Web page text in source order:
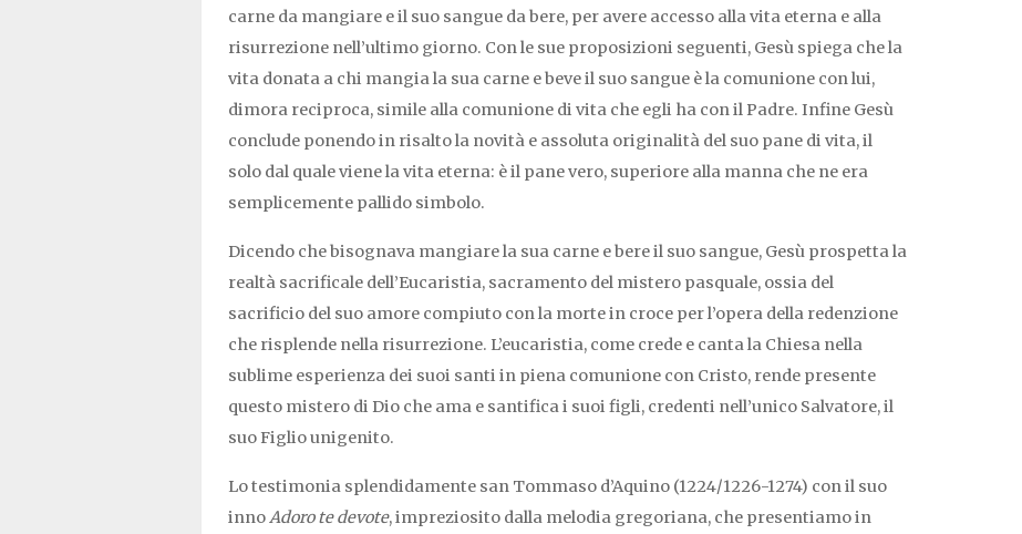
carne da mangiare e il suo sangue da bere, per avere accesso alla vita eterna e alla
risurrezione nell’ultimo giorno. Con le sue proposizioni seguenti, Gesù spiega che la
vita donata a chi mangia la sua carne e beve il suo sangue è la comunione con lui,
dimora reciproca, simile alla comunione di vita che egli ha con il Padre. Infine Gesù
conclude ponendo in risalto la novità e assoluta originalità del suo pane di vita, il
solo dal quale viene la vita eterna: è il pane vero, superiore alla manna che ne era
semplicemente pallido simbolo.
Dicendo che bisognava mangiare la sua carne e bere il suo sangue, Gesù prospetta la
realtà sacrificale dell’Eucaristia, sacramento del mistero pasquale, ossia del
sacrificio del suo amore compiuto con la morte in croce per l’opera della redenzione
che risplende nella risurrezione. L’eucaristia, come crede e canta la Chiesa nella
sublime esperienza dei suoi santi in piena comunione con Cristo, rende presente
questo mistero di Dio che ama e santifica i suoi figli, credenti nell’unico Salvatore, il
suo Figlio unigenito.
Lo testimonia splendidamente san Tommaso d’Aquino (1224/1226-1274) con il suo
innoAdoro te devote, impreziosito dalla melodia gregoriana, che presentiamo in